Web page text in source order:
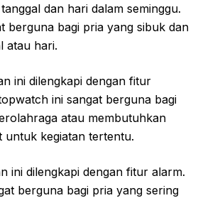
dan hari dalam seminggu.
berguna bagi pria yang sibuk dan
atau hari.
ini dilengkapi dengan fitur
ini sangat berguna bagi
atau membutuhkan
untuk kegiatan tertentu.
ini dilengkapi dengan fitur alarm.
berguna bagi pria yang sering